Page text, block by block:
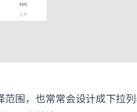
围，也常常会设计成下拉